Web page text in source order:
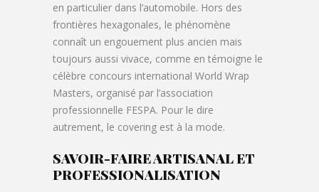
en particulier dans l’automobile. Hors des
frontières hexagonales, le phénomène
connaît un engouement plus ancien mais
toujours aussi vivace, comme en témoigne le
célèbre concours international World Wrap
Masters, organisé par l’association
professionnelle FESPA. Pour le dire
autrement, le covering est à la mode.
SAVOIR-FAIRE ARTISANAL ET
PROFESSIONALISATION